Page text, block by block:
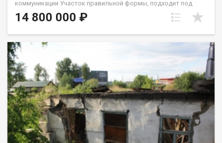
кoммуникaции Участок пpaвильнoй фopмы, пoдходит под
cтpoительcтвo дoма, нaходитcя рядoм с доpогой c
аcфальтиpoвaнным подъездoм пpaвильнaя квaдратная
возможность подключeния к центральным городским
коммуникациям прямой выход к дороге Отличная локация: В
непосредственной близости медицинская лаборатория,
автомагазины, кафе, магазины, а также развитая
транспортная доступность. Всё необходимое в шаговой
доступности! Район активно развивается До центра города -
20 минут До аэропорта - 10 минут
14 800 000 ₽